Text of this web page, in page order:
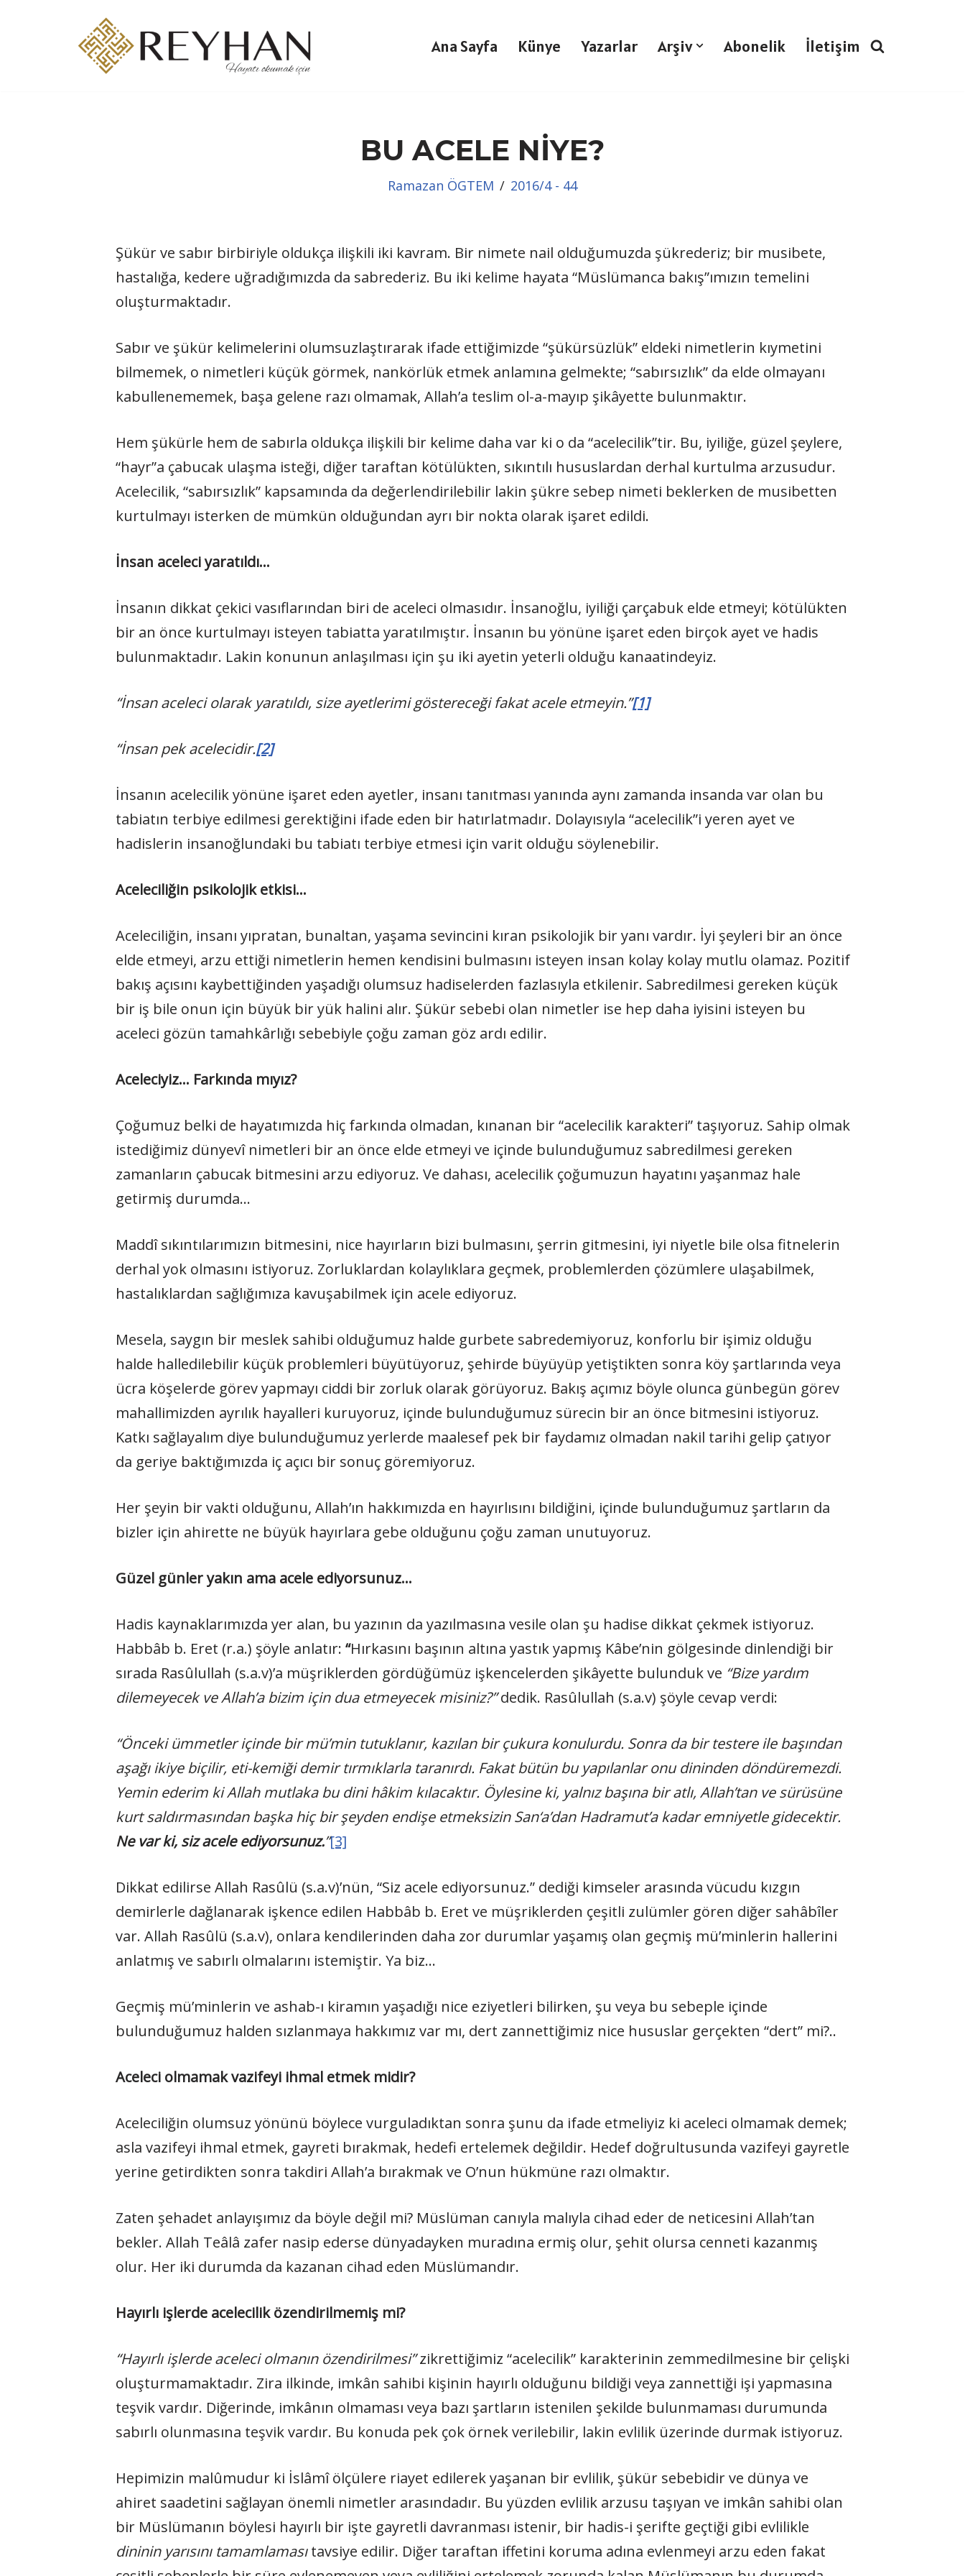
Ana Sayfa Künye Yazarlar Arşiv Abonelik İletişim
BU ACELE NİYE?
Ramazan ÖGTEM 2016/4 - 44
Şükür ve sabır birbiriyle oldukça ilişkili iki kavram. Bir nimete nail olduğumuzda şükrederiz; bir musibete,
hastalığa, kedere uğradığımızda da sabrederiz. Bu iki kelime hayata “Müslümanca bakış”ımızın temelini
oluşturmaktadır.
Sabır ve şükür kelimelerini olumsuzlaştırarak ifade ettiğimizde “şükürsüzlük” eldeki nimetlerin kıymetini
bilmemek, o nimetleri küçük görmek, nankörlük etmek anlamına gelmekte; “sabırsızlık” da elde olmayanı
kabullenememek, başa gelene razı olmamak, Allah’a teslim ol-a-mayıp şikâyette bulunmaktır.
Hem şükürle hem de sabırla oldukça ilişkili bir kelime daha var ki o da “acelecilik”tir. Bu, iyiliğe, güzel şeylere,
“hayr”a çabucak ulaşma isteği, diğer taraftan kötülükten, sıkıntılı hususlardan derhal kurtulma arzusudur.
Acelecilik, “sabırsızlık” kapsamında da değerlendirilebilir lakin şükre sebep nimeti beklerken de musibetten
kurtulmayı isterken de mümkün olduğundan ayrı bir nokta olarak işaret edildi.
İnsan aceleci yaratıldı…
İnsanın dikkat çekici vasıflarından biri de aceleci olmasıdır. İnsanoğlu, iyiliği çarçabuk elde etmeyi; kötülükten
bir an önce kurtulmayı isteyen tabiatta yaratılmıştır. İnsanın bu yönüne işaret eden birçok ayet ve hadis
bulunmaktadır. Lakin konunun anlaşılması için şu iki ayetin yeterli olduğu kanaatindeyiz.
“İnsan aceleci olarak yaratıldı, size ayetlerimi göstereceği fakat acele etmeyin.”[1]
“İnsan pek acelecidir.[2]
İnsanın acelecilik yönüne işaret eden ayetler, insanı tanıtması yanında aynı zamanda insanda var olan bu
tabiatın terbiye edilmesi gerektiğini ifade eden bir hatırlatmadır. Dolayısıyla “acelecilik”i yeren ayet ve
hadislerin insanoğlundaki bu tabiatı terbiye etmesi için varit olduğu söylenebilir.
Aceleciliğin psikolojik etkisi…
Aceleciliğin, insanı yıpratan, bunaltan, yaşama sevincini kıran psikolojik bir yanı vardır. İyi şeyleri bir an önce
elde etmeyi, arzu ettiği nimetlerin hemen kendisini bulmasını isteyen insan kolay kolay mutlu olamaz. Pozitif
bakış açısını kaybettiğinden yaşadığı olumsuz hadiselerden fazlasıyla etkilenir. Sabredilmesi gereken küçük
bir iş bile onun için büyük bir yük halini alır. Şükür sebebi olan nimetler ise hep daha iyisini isteyen bu
aceleci gözün tamahkârlığı sebebiyle çoğu zaman göz ardı edilir.
Aceleciyiz… Farkında mıyız?
Çoğumuz belki de hayatımızda hiç farkında olmadan, kınanan bir “acelecilik karakteri” taşıyoruz. Sahip olmak
istediğimiz dünyevî nimetleri bir an önce elde etmeyi ve içinde bulunduğumuz sabredilmesi gereken
zamanların çabucak bitmesini arzu ediyoruz. Ve dahası, acelecilik çoğumuzun hayatını yaşanmaz hale
getirmiş durumda…
Maddî sıkıntılarımızın bitmesini, nice hayırların bizi bulmasını, şerrin gitmesini, iyi niyetle bile olsa fitnelerin
derhal yok olmasını istiyoruz. Zorluklardan kolaylıklara geçmek, problemlerden çözümlere ulaşabilmek,
hastalıklardan sağlığımıza kavuşabilmek için acele ediyoruz.
Mesela, saygın bir meslek sahibi olduğumuz halde gurbete sabredemiyoruz, konforlu bir işimiz olduğu
halde halledilebilir küçük problemleri büyütüyoruz, şehirde büyüyüp yetiştikten sonra köy şartlarında veya
ücra köşelerde görev yapmayı ciddi bir zorluk olarak görüyoruz. Bakış açımız böyle olunca günbegün görev
mahallimizden ayrılık hayalleri kuruyoruz, içinde bulunduğumuz sürecin bir an önce bitmesini istiyoruz.
Katkı sağlayalım diye bulunduğumuz yerlerde maalesef pek bir faydamız olmadan nakil tarihi gelip çatıyor
da geriye baktığımızda iç açıcı bir sonuç göremiyoruz.
Her şeyin bir vakti olduğunu, Allah’ın hakkımızda en hayırlısını bildiğini, içinde bulunduğumuz şartların da
bizler için ahirette ne büyük hayırlara gebe olduğunu çoğu zaman unutuyoruz.
Güzel günler yakın ama acele ediyorsunuz…
Hadis kaynaklarımızda yer alan, bu yazının da yazılmasına vesile olan şu hadise dikkat çekmek istiyoruz.
Habbâb b. Eret (r.a.) şöyle anlatır: “Hırkasını başının altına yastık yapmış Kâbe’nin gölgesinde dinlendiği bir
sırada Rasûlullah (s.a.v)’a müşriklerden gördüğümüz işkencelerden şikâyette bulunduk ve “Bize yardım
dilemeyecek ve Allah’a bizim için dua etmeyecek misiniz?”dedik. Rasûlullah (s.a.v) şöyle cevap verdi:
“Önceki ümmetler içinde bir mü’min tutuklanır, kazılan bir çukura konulurdu. Sonra da bir testere ile başından
aşağı ikiye biçilir, eti-kemiği demir tırmıklarla taranırdı. Fakat bütün bu yapılanlar onu dininden döndüremezdi.
Yemin ederim ki Allah mutlaka bu dini hâkim kılacaktır. Öylesine ki, yalnız başına bir atlı, Allah’tan ve sürüsüne
kurt saldırmasından başka hiç bir şeyden endişe etmeksizin San‘a’dan Hadramut’a kadar emniyetle gidecektir.
Ne var ki, siz acele ediyorsunuz.”[3]
Dikkat edilirse Allah Rasûlü (s.a.v)’nün, “Siz acele ediyorsunuz.” dediği kimseler arasında vücudu kızgın
demirlerle dağlanarak işkence edilen Habbâb b. Eret ve müşriklerden çeşitli zulümler gören diğer sahâbîler
var. Allah Rasûlü (s.a.v), onlara kendilerinden daha zor durumlar yaşamış olan geçmiş mü’minlerin hallerini
anlatmış ve sabırlı olmalarını istemiştir. Ya biz…
Geçmiş mü’minlerin ve ashab-ı kiramın yaşadığı nice eziyetleri bilirken, şu veya bu sebeple içinde
bulunduğumuz halden sızlanmaya hakkımız var mı, dert zannettiğimiz nice hususlar gerçekten “dert” mi?..
Aceleci olmamak vazifeyi ihmal etmek midir?
Aceleciliğin olumsuz yönünü böylece vurguladıktan sonra şunu da ifade etmeliyiz ki aceleci olmamak demek;
asla vazifeyi ihmal etmek, gayreti bırakmak, hedefi ertelemek değildir. Hedef doğrultusunda vazifeyi gayretle
yerine getirdikten sonra takdiri Allah’a bırakmak ve O’nun hükmüne razı olmaktır.
Zaten şehadet anlayışımız da böyle değil mi? Müslüman canıyla malıyla cihad eder de neticesini Allah’tan
bekler. Allah Teâlâ zafer nasip ederse dünyadayken muradına ermiş olur, şehit olursa cenneti kazanmış
olur. Her iki durumda da kazanan cihad eden Müslümandır.
Hayırlı işlerde acelecilik özendirilmemiş mi?
“Hayırlı işlerde aceleci olmanın özendirilmesi”zikrettiğimiz “acelecilik” karakterinin zemmedilmesine bir çelişki
oluşturmamaktadır. Zira ilkinde, imkân sahibi kişinin hayırlı olduğunu bildiği veya zannettiği işi yapmasına
teşvik vardır. Diğerinde, imkânın olmaması veya bazı şartların istenilen şekilde bulunmaması durumunda
sabırlı olunmasına teşvik vardır. Bu konuda pek çok örnek verilebilir, lakin evlilik üzerinde durmak istiyoruz.
Hepimizin malûmudur ki İslâmî ölçülere riayet edilerek yaşanan bir evlilik, şükür sebebidir ve dünya ve
ahiret saadetini sağlayan önemli nimetler arasındadır. Bu yüzden evlilik arzusu taşıyan ve imkân sahibi olan
bir Müslümanın böylesi hayırlı bir işte gayretli davranması istenir, bir hadis-i şerifte geçtiği gibi evlilikle
dininin yarısını tamamlamasıtavsiye edilir. Diğer taraftan iffetini koruma adına evlenmeyi arzu eden fakat